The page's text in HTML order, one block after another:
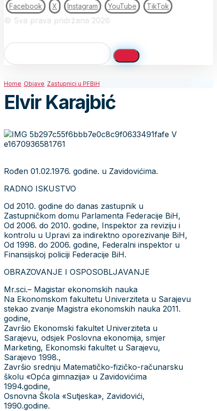
Facebook X Instagram YouTube TikTok
© Sva prava pridržana 2026
Home Objave Zastupnici u PFBiH
Elvir Karajbić
Rođen 01.02.1976. godine. u Zavidovićima.
RADNO ISKUSTVO
Od 2010. godine do danas zastupnik u
Zastupničkom domu Parlamenta Federacije BiH,
Od 2006. do 2010. godine, Inspektor za reviziju i
kontrolu u Upravi za indirektno oporezivanje BiH,
Od 1998. do 2006. godine, Federalni inspektor u
Finansijskoj policiji Federacije BiH.
OBRAZOVANJE I OSPOSOBLJAVANJE
Mr.sci.– Magistar ekonomskih nauka
Na Ekonomskom fakultetu Univerziteta u Sarajevu
stekao zvanje Magistra ekonomskih nauka 2011.
godine,
Završio Ekonomski fakultet Univerziteta u
Sarajevu, odsjek Poslovna ekonomija, smjer
Marketing, Ekonomski fakultet u Sarajevu,
Sarajevo 1998.,
Završio srednju Matematičko-fizičko-računarsku
školu «Opća gimnazija» u Zavidovićima
1994.godine,
Osnovna Škola «Sutjeska», Zavidovići,
1990.godine.